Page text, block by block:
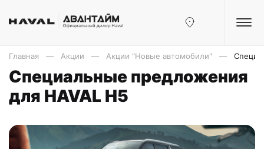
Главная Акции Акции "Новые автомобили"
Специальные предложения
для HAVAL H5